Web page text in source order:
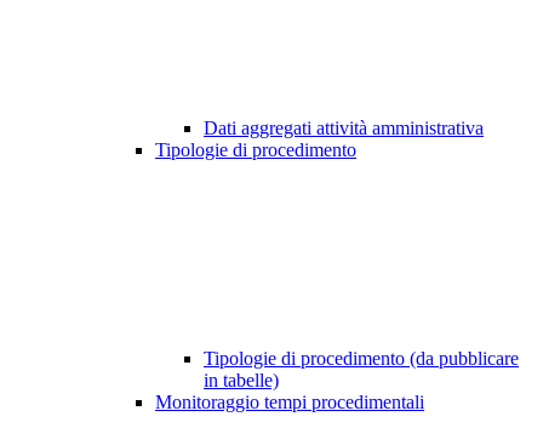
Dati aggregati attività amministrativa
Tipologie di procedimento
Tipologie di procedimento (da pubblicare
in tabelle)
Monitoraggio tempi procedimentali